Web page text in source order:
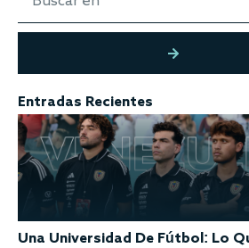
Entradas Recientes
Una Universidad De Fútbol: Lo